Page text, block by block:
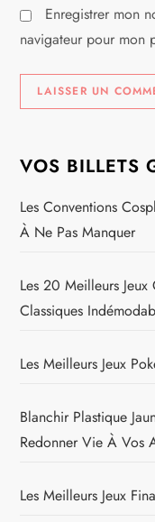
e
Enregistrer mon
navigateur pour mon
VOS BILLETS
Les Conventions
À Ne Pas Manquer
Les 20 Meilleurs
Classiques
Les Meilleurs Jeux
Blanchir Plastique
Redonner Vie À Vos
Les Meilleurs Jeux